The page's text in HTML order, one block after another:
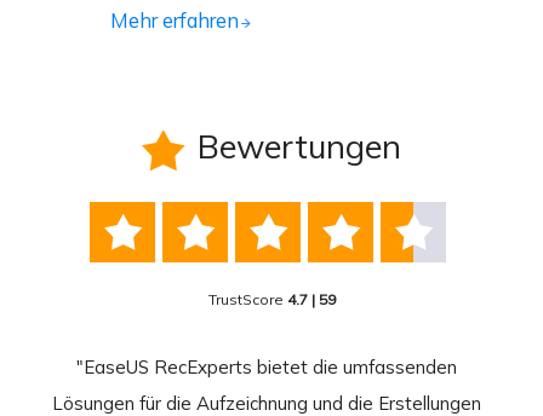
Mehr erfahren
 Bewertungen
    
TrustScore 4.7 | 59
"EaseUS RecExperts bietet die umfassenden
Lösungen für die Aufzeichnung und die Erstellungen